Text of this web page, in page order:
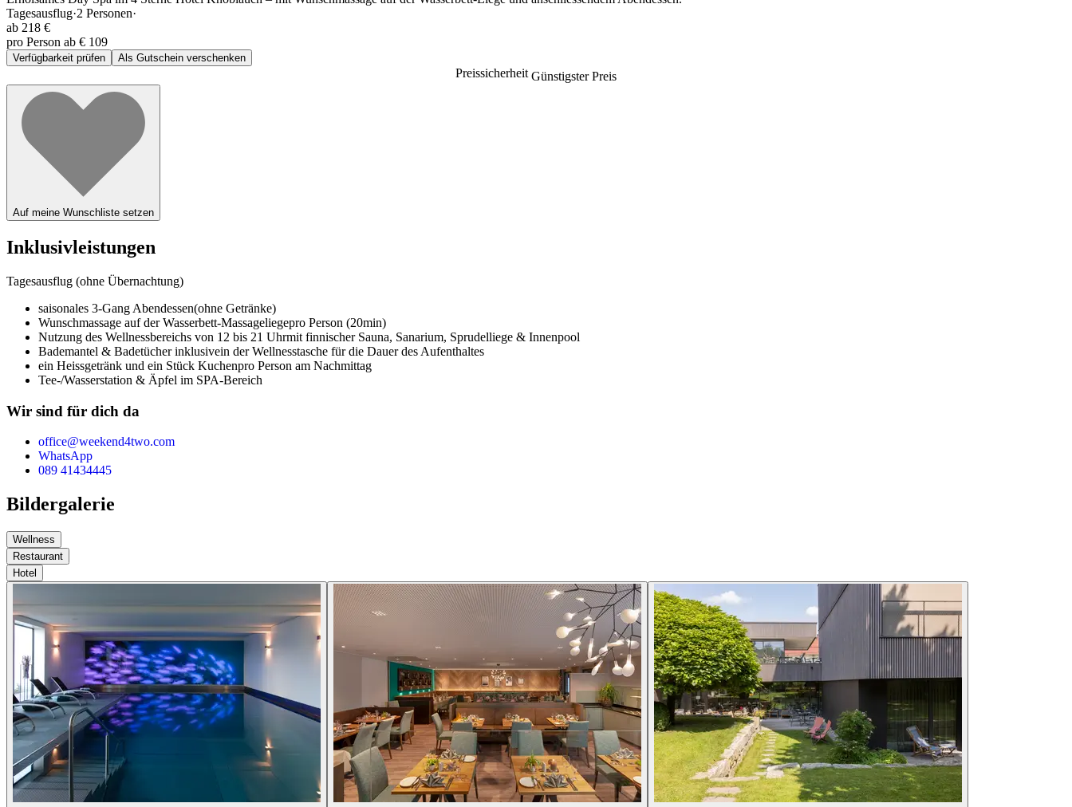
Tagesausflug·2 Personen·
ab 218 €
pro Person ab € 109
Verfügbarkeit prüfen Als Gutschein verschenken
Preissicherheit Günstigster Preis
Auf meine Wunschliste setzen
Inklusivleistungen
Tagesausflug (ohne Übernachtung)
saisonales 3-Gang Abendessen(ohne Getränke)
Wunschmassage auf der Wasserbett-Massageliegepro Person (20min)
Nutzung des Wellnessbereichs von 12 bis 21 Uhrmit finnischer Sauna, Sanarium, Sprudelliege & Innenpool
Bademantel & Badetücher inklusivein der Wellnesstasche für die Dauer des Aufenthaltes
ein Heissgetränk und ein Stück Kuchenpro Person am Nachmittag
Tee-/Wasserstation & Äpfel im SPA-Bereich
Wir sind für dich da
office@weekend4two.com
WhatsApp
089 41434445
Bildergalerie
Wellness
Restaurant
Hotel